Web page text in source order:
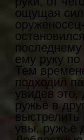
ощущая
ему руку по
Тем
подходил
увидев это,
ружьё в
увы, ружьё